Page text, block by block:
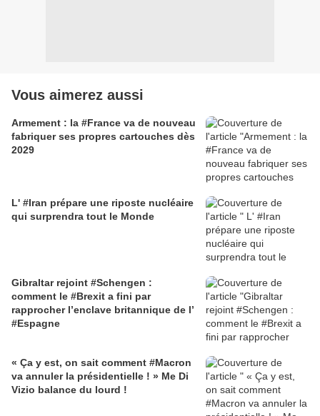
Vous aimerez aussi
Armement : la #France va de nouveau
fabriquer ses propres cartouches dès
2029
L' #Iran prépare une riposte nucléaire
qui surprendra tout le Monde
Gibraltar rejoint #Schengen :
comment le #Brexit a fini par
rapprocher l’enclave britannique de l’
#Espagne
« Ça y est, on sait comment #Macron
va annuler la présidentielle ! » Me Di
Vizio balance du lourd !